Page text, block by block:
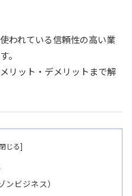
われている信頼性の高い業
。
リット・デメリットまで解
ビジネス）